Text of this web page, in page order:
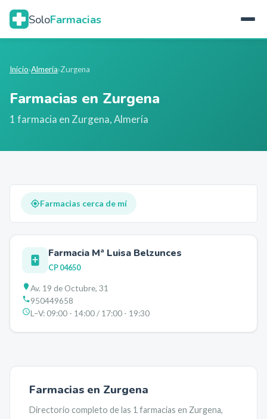
SoloFarmacias
Inicio›Almería›Zurgena
Farmacias en Zurgena
1 farmacia en Zurgena,Almería
Farmacias cerca de mí
Farmacia Mª Luisa Belzunces
CP 04650
Av. 19 de Octubre, 31
950449658
L–V:09:00 - 14:00 / 17:00 - 19:30
Farmacias en Zurgena
Directorio completo de las 1 farmacias en Zurgena,